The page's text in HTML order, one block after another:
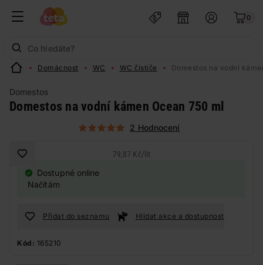
0
Domácnost WC WC čističe Domestos na vodní
Domestos
Domestos na vodní kámen Ocean 750 ml
2 Hodnocení
79,87 Kč/ lit
Dostupné online
Načítám
Přidat do seznamu Hlídat akce a dostupnost
Kód: 165210